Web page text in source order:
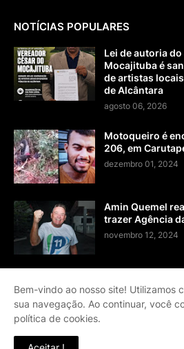
NOTÍCIAS POPULARES
Lei de autoria
Mocajituba é
de artistas
de Alcântara
agosto 06, 2026
Motoqueiro é
206, em
dezembro 01, 2024
Amin Quemel
trazer Agência
novembro 12, 2024
Página Inicial Contato Sobre
Bem-vindo ao nosso site! Utilizamos
sua navegação. Ao continuar, você
política de cookies.